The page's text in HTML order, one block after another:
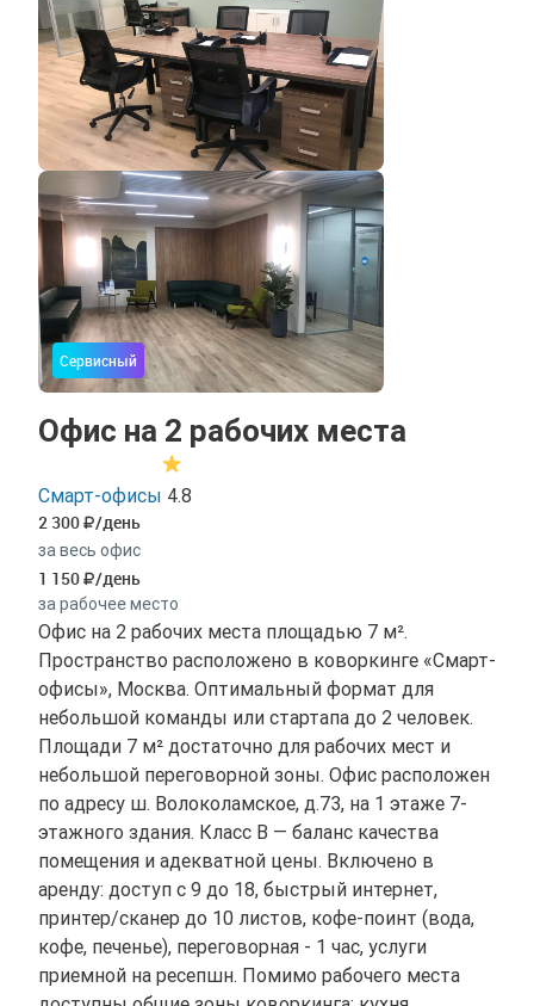
Сервисный
Офис на 2 рабочих места
Смарт-офисы 4.8
2 300 /день
за весь офис
1 150 /день
за рабочее место
Офис на 2 рабочих места площадью 7 м².
Пространство расположено в коворкинге «Смарт-
офисы», Москва. Оптимальный формат для
небольшой команды или стартапа до 2 человек.
Площади 7 м² достаточно для рабочих мест и
небольшой переговорной зоны. Офис расположен
по адресу ш. Волоколамское, д.73, на 1 этаже 7-
этажного здания. Класс B — баланс качества
помещения и адекватной цены. Включено в
аренду: доступ с 9 до 18, быстрый интернет,
принтер/сканер до 10 листов, кофе-поинт (вода,
кофе, печенье), переговорная - 1 час, услуги
приемной на ресепшн. Помимо рабочего места